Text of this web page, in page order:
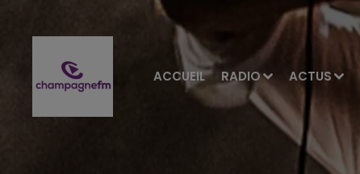
ACCUEIL RADIO ACTUS